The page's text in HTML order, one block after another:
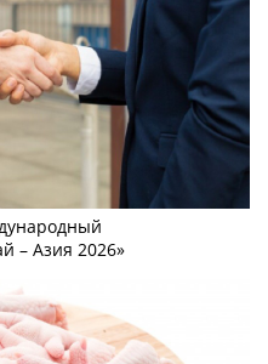
– Азия 2026»